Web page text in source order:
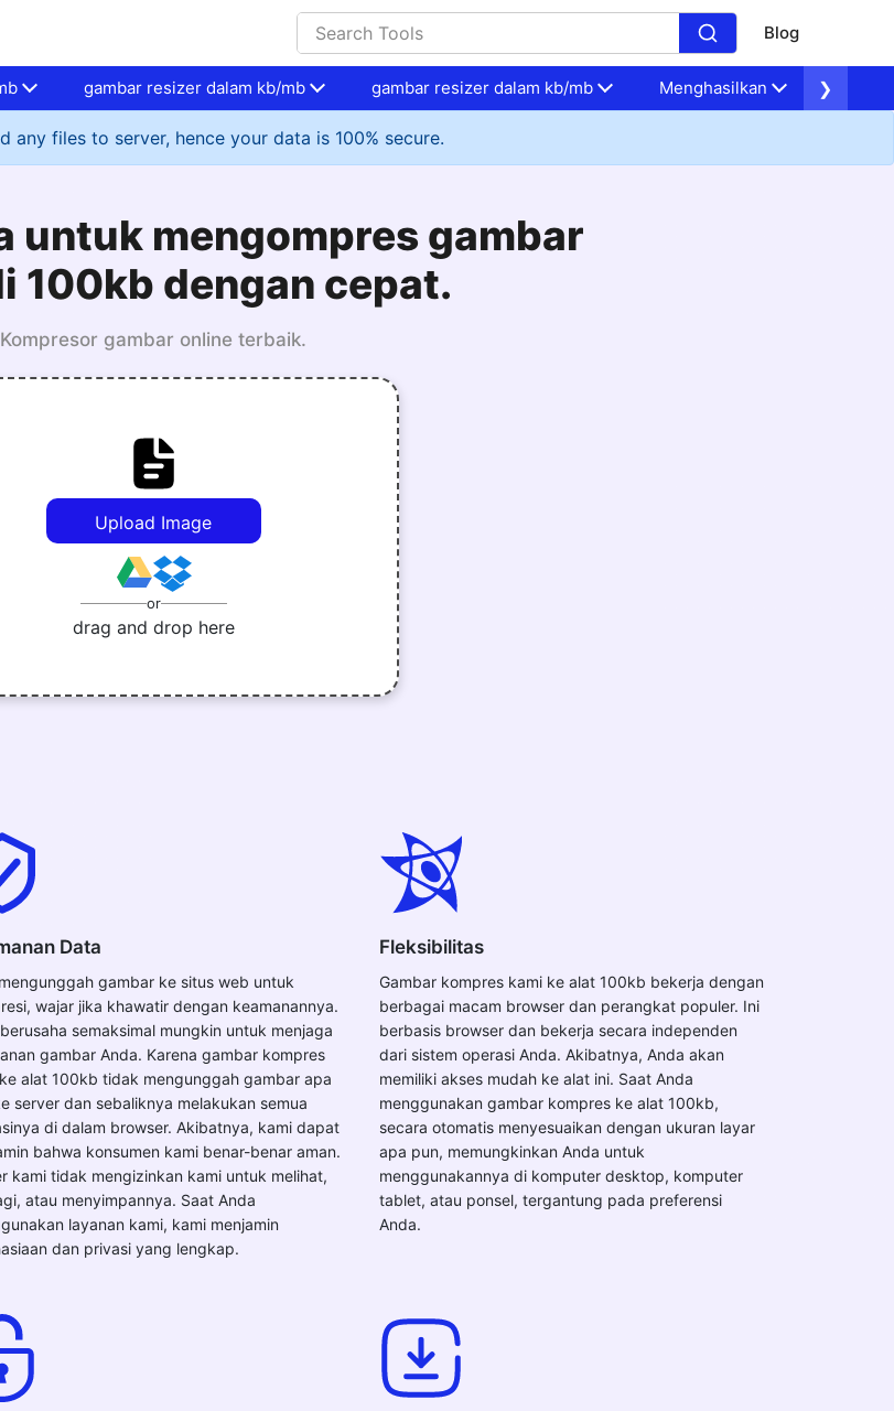
Blog
gambar resizer dalam kb/mb gambar resizer dalam kb/mb Menghasilkan ❯
any files to server, hence your data is 100% secure.
untuk mengompres gambar
100kb dengan cepat.
Kompresor gambar online terbaik.
Upload Image
or
drag and drop here
Data
gambar ke situs web untuk
wajar jika khawatir dengan keamanannya.
semaksimal mungkin untuk menjaga
gambar Anda. Karena gambar kompres
alat 100kb tidak mengunggah gambar apa
server dan sebaliknya melakukan semua
di dalam browser. Akibatnya, kami dapat
bahwa konsumen kami benar-benar aman.
kami tidak mengizinkan kami untuk melihat,
atau menyimpannya. Saat Anda
layanan kami, kami menjamin
dan privasi yang lengkap.
Fleksibilitas
Gambar kompres kami ke alat 100kb bekerja dengan
berbagai macam browser dan perangkat populer. Ini
berbasis browser dan bekerja secara independen
dari sistem operasi Anda. Akibatnya, Anda akan
memiliki akses mudah ke alat ini. Saat Anda
menggunakan gambar kompres ke alat 100kb,
secara otomatis menyesuaikan dengan ukuran layar
apa pun, memungkinkan Anda untuk
menggunakannya di komputer desktop, komputer
tablet, atau ponsel, tergantung pada preferensi
Anda.